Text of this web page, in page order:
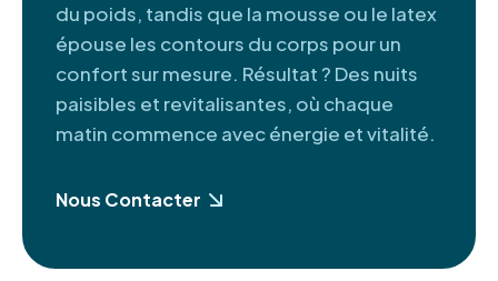
du poids, tandis que la mousse ou le latex
épouse les contours du corps pour un
confort sur mesure. Résultat ? Des nuits
paisibles et revitalisantes, où chaque
matin commence avec énergie et vitalité.
Nous Contacter